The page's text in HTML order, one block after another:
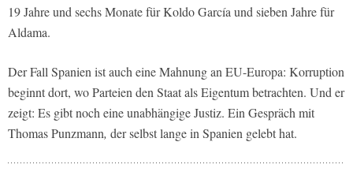
19 Jahre und sechs Monate für Koldo García und sieben Jahre für
Aldama.
Der Fall Spanien ist auch eine Mahnung an EU-Europa: Korruption
beginnt dort, wo Parteien den Staat als Eigentum betrachten. Und er
zeigt: Es gibt noch eine unabhängige Justiz. Ein Gespräch mit
Thomas Punzmann, der selbst lange in Spanien gelebt hat.